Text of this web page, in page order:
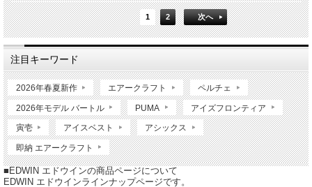
1 2 次へ
注目キーワード
2026年春夏新作 エアークラフト ペルチェ
2026年モデル バートル PUMA アイズフロンティア
寅壱 アイスベスト アシックス
即納 エアークラフト
■EDWIN エドウインの商品ページについて
EDWIN エドウインラインナップページです。